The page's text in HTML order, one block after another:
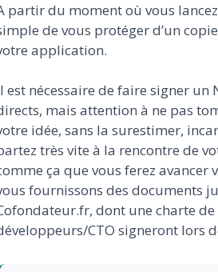
partir du moment où vous
de vous protéger d’un
application.
est nécessaire de faire signer un
mais attention à ne pas
idée, sans la surestimer,
très vite à la rencontre de
ça que vous ferez avancer
fournissons des documents
dont une charte
CTO signeront lors